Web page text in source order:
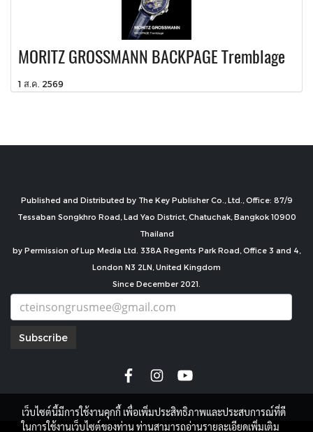
MORITZ GROSSMANN BACKPAGE Tremblage
1 ส.ค. 2569
Published and Distributed by The Key Publisher Co., Ltd., Office: 87/9
Tessaban Songkhro Road, Lad Yao District, Chatuchak, Bangkok 10900
Thailand
by Permission of Lup Media Ltd. 338A Regents Park Road, Office 3 and 4,
London N3 2LN, United Kingdom
Since December 2021.
Subscribe
เว็บไซต์นี้มีการใช้งานคุกกี้ เพื่อเพิ่มประสิทธิภาพและประสบการณ์ที่ดี
ในการใช้งานเว็บไซต์ของท่าน ท่านสามารถอ่านรายละเอียดเพิ่มเติม